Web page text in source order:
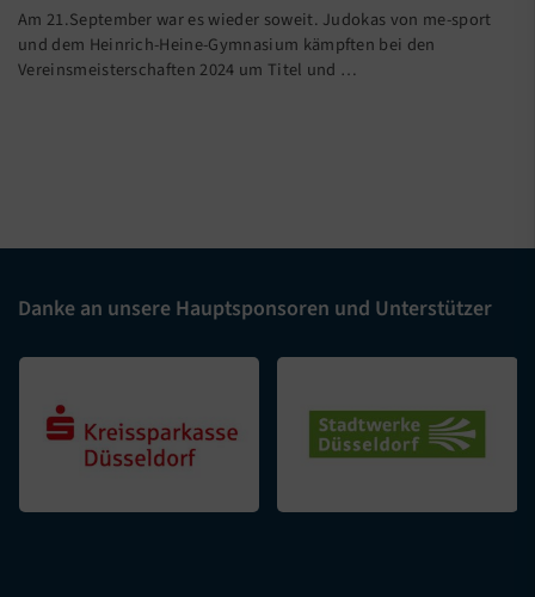
Am 21.September war es wieder soweit. Judokas von me-sport
und dem Heinrich-Heine-Gymnasium kämpften bei den
Vereinsmeisterschaften 2024 um Titel und …
Danke an unsere Hauptsponsoren und Unterstützer